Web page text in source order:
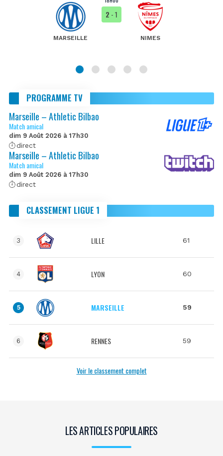
MARSEILLE
2 - 1
NIMES
PROGRAMME TV
Marseille – Athletic Bilbao
Match amical
dim 9 Août 2026 à 17h30
direct
Marseille – Athletic Bilbao
Match amical
dim 9 Août 2026 à 17h30
direct
CLASSEMENT LIGUE 1
3 LILLE 61
4 LYON 60
5 MARSEILLE 59
6 RENNES 59
Voir le classement complet
LES ARTICLES POPULAIRES